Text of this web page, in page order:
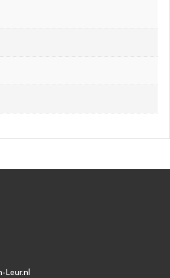
Leur.nl